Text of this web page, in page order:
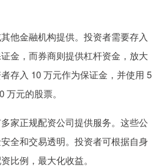
他金融机构提供。投资者需要存入
金，而券商则提供杠杆资金，放大
存入 10 万元作为保证金，并使用 5
元的股票。
家正规配资公司提供服务。这些公
全和交易透明。投资者可根据自身
比例，最大化收益。